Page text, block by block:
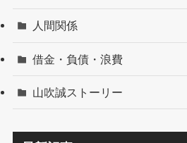
人間関係
借金・負債・浪費
山吹誠ストーリー